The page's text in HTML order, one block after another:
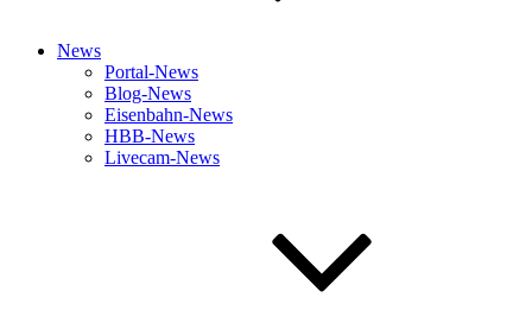
News
Portal-News
Blog-News
Eisenbahn-News
HBB-News
Livecam-News